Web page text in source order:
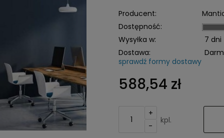
Producent:
Dostępność:
Wysyłka w:
7 dni
Dostawa:
kosztów płatności
sprawdź formy dostawy
588,54 zł
+
-
kpl.